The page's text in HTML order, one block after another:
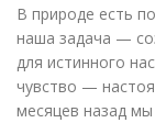
В природе есть
наша задача —
для истинного
чувство —
месяцев назад